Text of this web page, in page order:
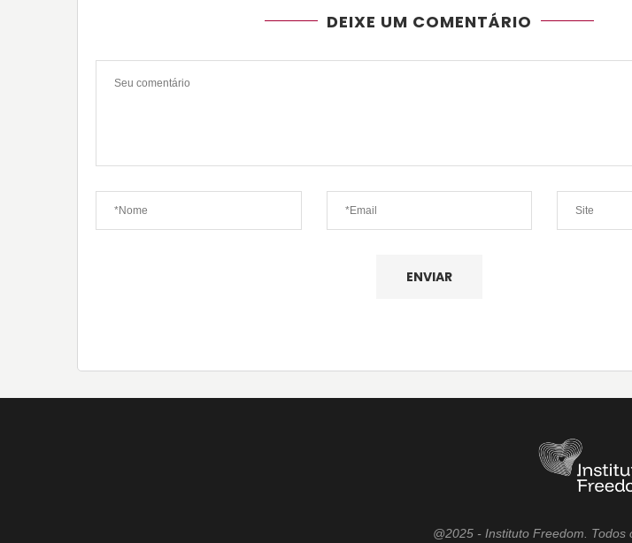
DEIXE UM COMENTÁRIO
@2025 - Instituto Freedom. Todos